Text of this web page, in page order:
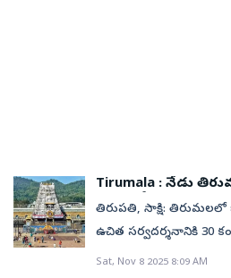
Tirumala : నేడు
ఉందంటే?
తిరుపతి, సాక్షి: తిరుమలలో
ఉచిత సర్వదర్శనానికి 30
వేచి ఉన్న భక్తులు. శుక్రవారం అర్ధరాత్రి వరకు 68,075 మంది
Sat, Nov 8 2025 8:09 AM